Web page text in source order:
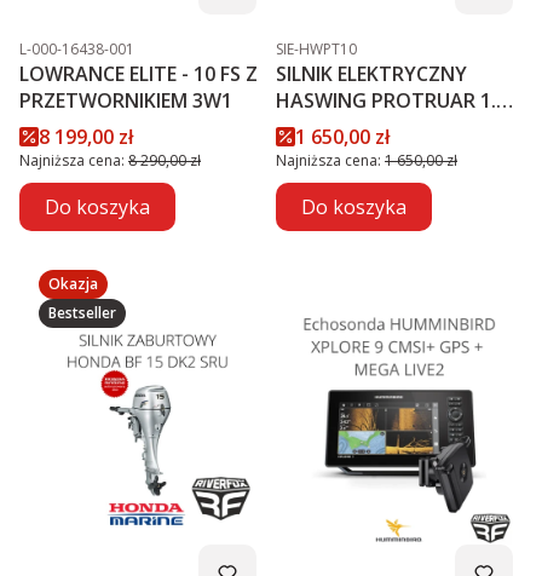
Kod produktu
L-000-16438-001
LOWRANCE ELITE - 10 FS Z
PRZETWORNIKIEM 3W1
Cena promocyjna
8 199,00 zł
Najniższa cena: 8 290,00 zł
Do koszyka
Kod produktu
SIE-HWPT10
SILNIK ELEKTRYCZNY
HASWING PROTRUAR 1.0 -
12VCena promocyjna
1 650,00 zł
Najniższa cena: 1 650,00 zł
Do koszyka
Okazja
Bestseller